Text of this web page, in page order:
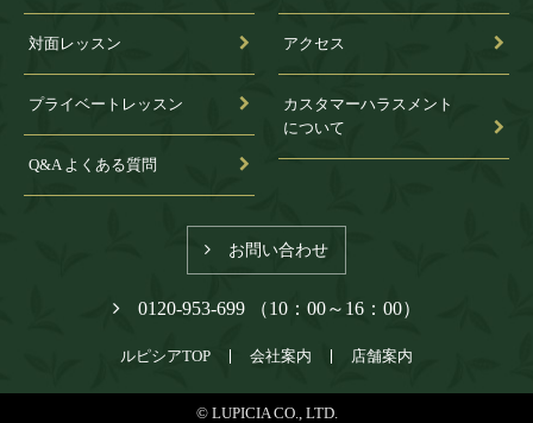
対面レッスン
プライベートレッスン
Q&A よくある質問
アクセス
カスタマーハラスメント
について
お問い合わせ
0120-953-699 （10：00～16：00）
ルピシアTOP 会社案内 店舗案内
© LUPICIA CO., LTD.